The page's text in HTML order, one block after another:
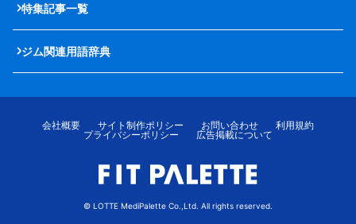
特集記事一覧
ジム関連用語辞典
会社概要 サイト制作ポリシー お問い合わせ
利用規約
プライバシーポリシー
広告掲載について
© LOTTE MediPalette Co.,Ltd. All rights reserved.